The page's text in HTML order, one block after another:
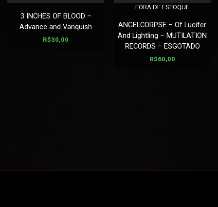
3 INCHES OF BLOOD –
Advance and Vanquish
R$30,00
FORA DE ESTOQUE
ANGELCORPSE – Of Lucifer
And Lightling – MUTILATION
RECORDS – ESGOTADO
R$60,00